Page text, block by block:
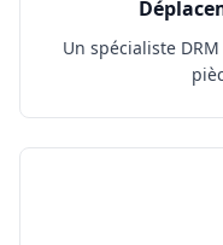
Un spécialiste